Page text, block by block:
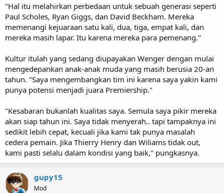
"Hal itu melahirkan perbedaan untuk sebuah generasi seperti
Paul Scholes, Ryan Giggs, dan David Beckham. Mereka
memenangi kejuaraan satu kali, dua, tiga, empat kali, dan
mereka masih lapar. Itu karena mereka para pemenang."
Kultur itulah yang sedang diupayakan Wenger dengan mulai
mengedepankan anak-anak muda yang masih berusia 20-an
tahun. "Saya mengembangkan tim ini karena saya yakin kami
punya potensi menjadi juara Premiership."
"Kesabaran bukanlah kualitas saya. Semula saya pikir mereka
akan siap tahun ini. Saya tidak menyerah.. tapi tampaknya ini
sedikit lebih cepat, kecuali jika kami tak punya masalah
cedera pemain. Jika Thierry Henry dan Wiliams tidak out,
kami pasti selalu dalam kondisi yang baik," pungkasnya.
gupy15
Mod